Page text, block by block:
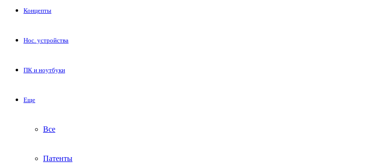
Концепты
Нос. устройства
ПК и ноутбуки
Еще
Все
Патенты